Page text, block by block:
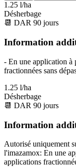
1.25 l/ha
Désherbage
📆 DAR 90 jours
Information
- En une application à
fractionnées sans
1.25 l/ha
Désherbage
📆 DAR 90 jours
Information
Autorisé uniquement
l'imazamox: En une
applications